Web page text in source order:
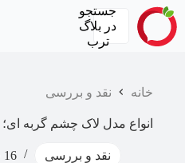
پرش
به
محتوا
جستجو
در بلاگ
ترب
خانه نقد و بررسی
انواع مدل لاک چشم گربه‌
نقد و بررسی 16 فروردین